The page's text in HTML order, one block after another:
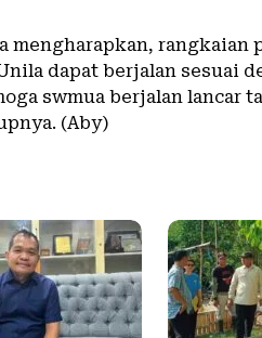
mengharapkan, rangkaian
dapat berjalan sesuai
swmua berjalan lancar
(Aby)